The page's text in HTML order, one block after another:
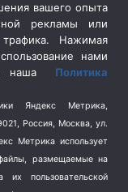
вашего опыта
рекламы или
Нажимая
нами
наша Политика
Яндекс Метрика,
Россия, Москва, ул.
Метрика использует
размещаемые на
пользовательской